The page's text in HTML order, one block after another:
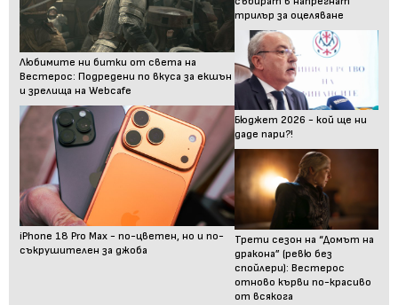
Любимите ни битки от света на
Вестерос: Подредени по вкуса за екшън
и зрелища на Webcafe
iPhone 18 Pro Max - по-цветен, но и по-
съкрушителен за джоба
трилър за оцеляване
Бюджет 2026 - кой ще ни
даде пари?!
Трети сезон на “Домът на
дракона” (ревю без
спойлери): Вестерос
отново кърви по-красиво
от всякога